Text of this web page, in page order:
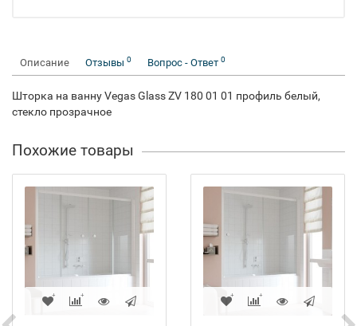
Описание Отзывы 0 Вопрос - Ответ 0
Шторка на ванну Vegas Glass ZV 180 01 01 профиль белый,
стекло прозрачное
Похожие товары